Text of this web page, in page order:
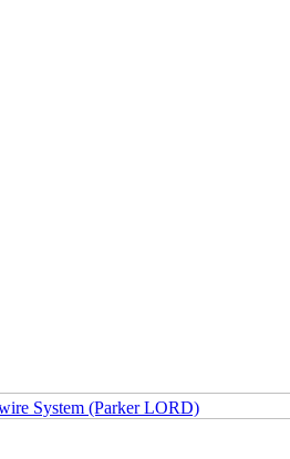
System (Parker LORD)